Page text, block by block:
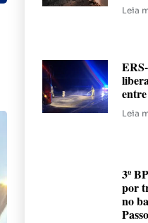
Leia
Leia
3º
por
no